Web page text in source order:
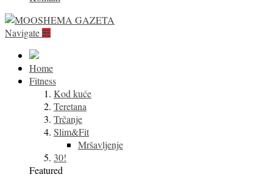
Navigate
Home
Fitness
Kod kuće
Teretana
Trčanje
Slim&Fit
Mršavljenje
30!
Featured